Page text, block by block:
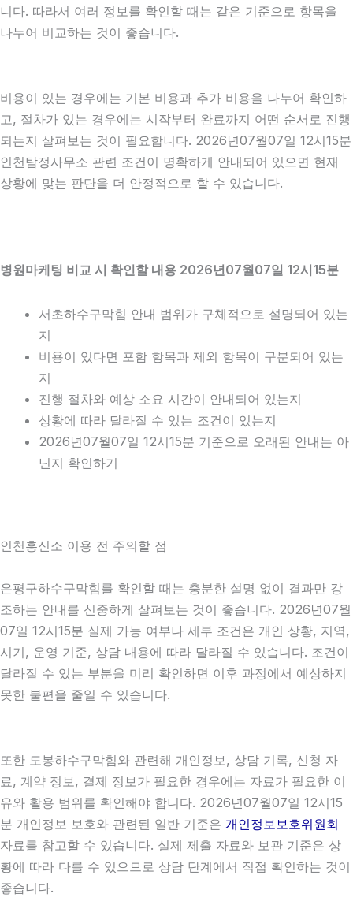
니다. 따라서 여러 정보를 확인할 때는 같은 기준으로 항목을
나누어 비교하는 것이 좋습니다.
비용이 있는 경우에는 기본 비용과 추가 비용을 나누어 확인하
고, 절차가 있는 경우에는 시작부터 완료까지 어떤 순서로 진행
되는지 살펴보는 것이 필요합니다. 2026년07월07일 12시15분
인천탐정사무소 관련 조건이 명확하게 안내되어 있으면 현재
상황에 맞는 판단을 더 안정적으로 할 수 있습니다.
병원마케팅 비교 시 확인할 내용 2026년07월07일 12시15분
서초하수구막힘 안내 범위가 구체적으로 설명되어 있는
지
비용이 있다면 포함 항목과 제외 항목이 구분되어 있는
지
진행 절차와 예상 소요 시간이 안내되어 있는지
상황에 따라 달라질 수 있는 조건이 있는지
2026년07월07일 12시15분 기준으로 오래된 안내는 아
닌지 확인하기
인천흥신소 이용 전 주의할 점
은평구하수구막힘를 확인할 때는 충분한 설명 없이 결과만 강
조하는 안내를 신중하게 살펴보는 것이 좋습니다. 2026년07월
07일 12시15분 실제 가능 여부나 세부 조건은 개인 상황, 지역,
시기, 운영 기준, 상담 내용에 따라 달라질 수 있습니다. 조건이
달라질 수 있는 부분을 미리 확인하면 이후 과정에서 예상하지
못한 불편을 줄일 수 있습니다.
또한 도봉하수구막힘와 관련해 개인정보, 상담 기록, 신청 자
료, 계약 정보, 결제 정보가 필요한 경우에는 자료가 필요한 이
유와 활용 범위를 확인해야 합니다. 2026년07월07일 12시15
분 개인정보 보호와 관련된 일반 기준은 개인정보보호위원회
자료를 참고할 수 있습니다. 실제 제출 자료와 보관 기준은 상
황에 따라 다를 수 있으므로 상담 단계에서 직접 확인하는 것이
좋습니다.